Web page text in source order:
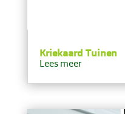
Kriekaard Tuinen
Lees meer